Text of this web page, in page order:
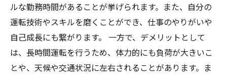
ルな勤務時間があることが挙げられます。また、自分の
運転技術やスキルを磨くことができ、仕事のやりがいや
自己成長にも繋がります。 一方で、デメリットとして
は、長時間運転を行うため、体力的にも負荷が大きいこ
とや、天候や交通状況に左右されることがあります。ま